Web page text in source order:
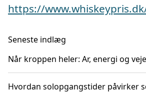
https://
Seneste indlæg
Når kroppen heler: Ar, energi og
Hvordan solopgangstider påvirker